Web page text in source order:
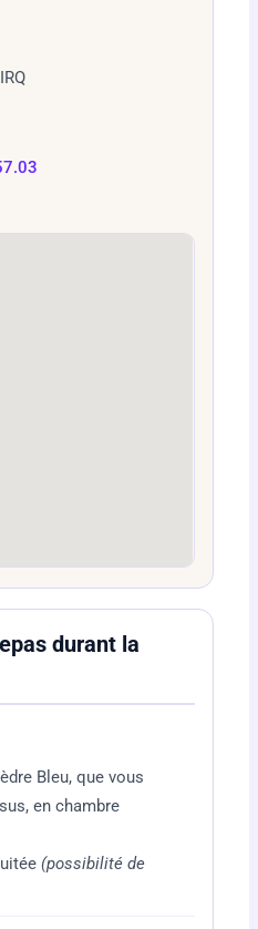
durant la
Bleu, que vous
en chambre
(possibilité de